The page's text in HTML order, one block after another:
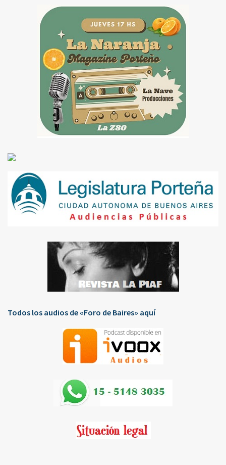
Todos los audios de «Foro de Baires» aquí